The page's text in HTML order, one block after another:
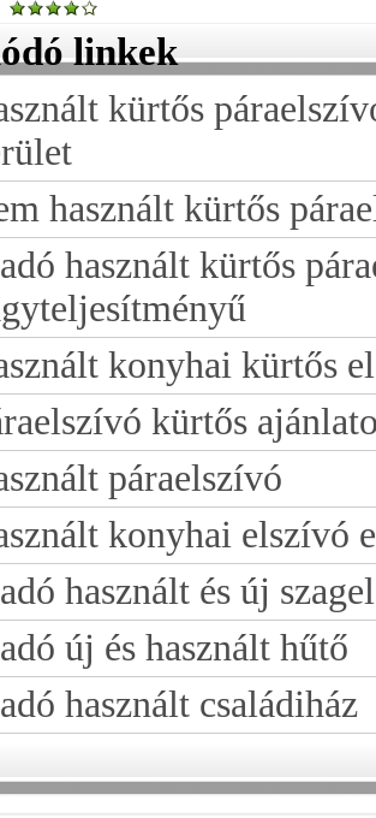
linkek
kürtős
használt kürtős
használt kürtős
konyhai kürtős
kürtős
páraelszívó
konyhai elszívó
használt és új
új és használt hűtő
használt családiház